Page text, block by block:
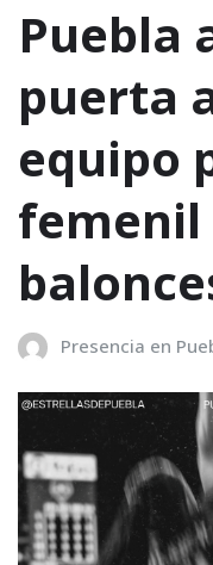
Puebla
puerta
equipo
femenil
Presencia en